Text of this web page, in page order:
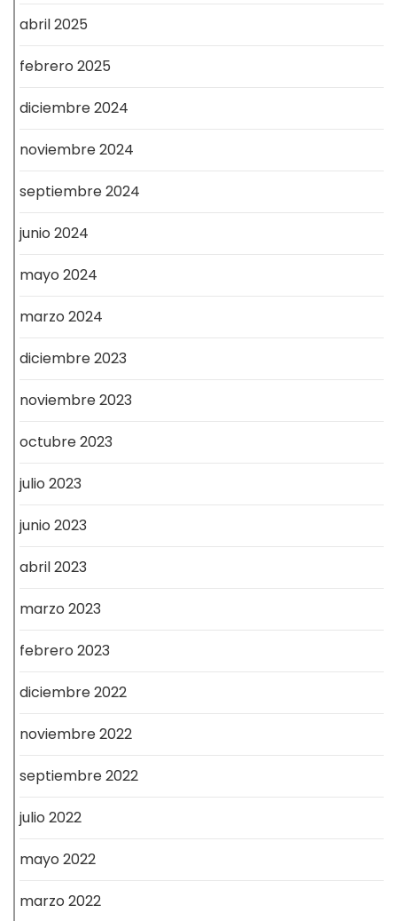
abril 2025
febrero 2025
diciembre 2024
noviembre 2024
septiembre 2024
junio 2024
mayo 2024
marzo 2024
diciembre 2023
noviembre 2023
octubre 2023
julio 2023
junio 2023
abril 2023
marzo 2023
febrero 2023
diciembre 2022
noviembre 2022
septiembre 2022
julio 2022
mayo 2022
marzo 2022